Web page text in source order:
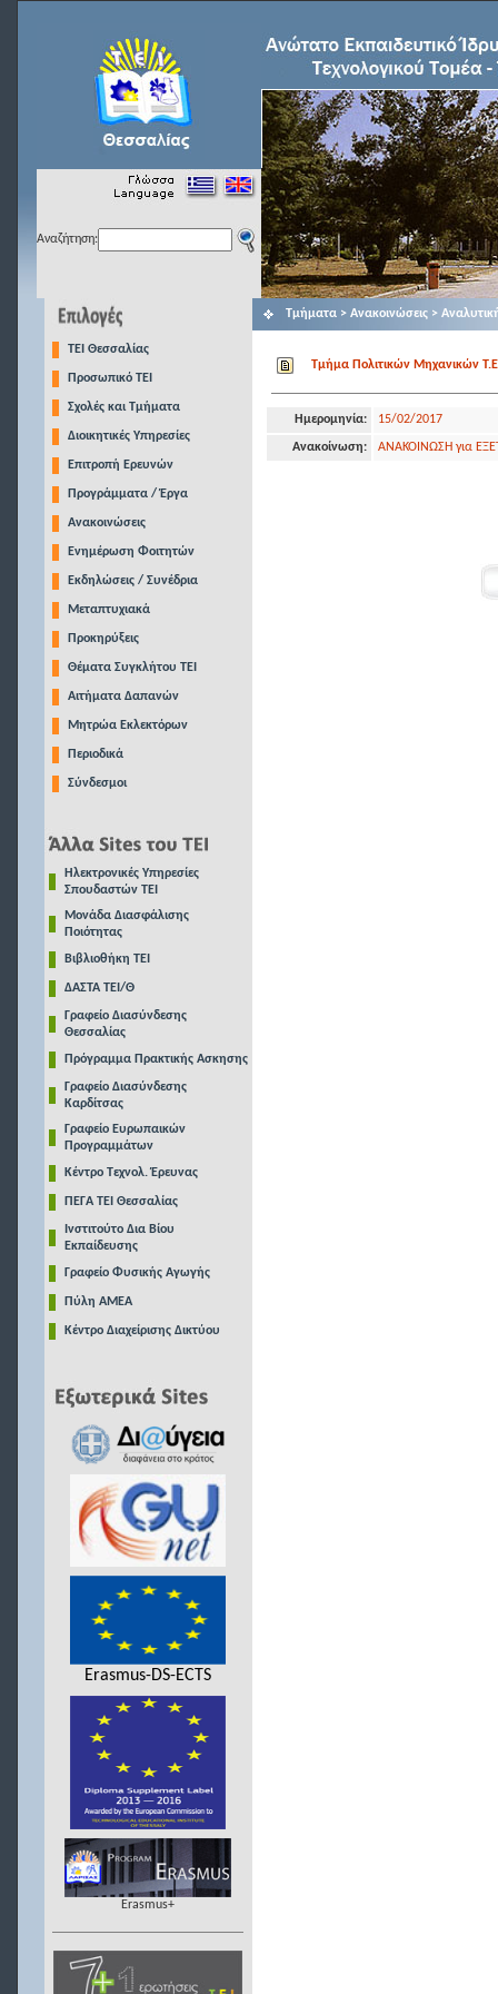
Αναζήτηση:
TEI Θεσσαλίας
Προσωπικό ΤΕΙ
Σχολές και Τμήματα
Διοικητικές Υπηρεσίες
Επιτροπή Ερευνών
Προγράμματα / Έργα
Ανακοινώσεις
Ενημέρωση Φοιτητών
Εκδηλώσεις / Συνέδρια
Μεταπτυχιακά
Προκηρύξεις
Θέματα Συγκλήτου ΤΕΙ
Αιτήματα Δαπανών
Μητρώα Εκλεκτόρων
Περιοδικά
Σύνδεσμοι
Ηλεκτρονικές Υπηρεσίες
Σπουδαστών ΤΕΙ
Μονάδα Διασφάλισης
Ποιότητας
Βιβλιοθήκη ΤΕΙ
ΔΑΣΤΑ ΤΕΙ/Θ
Γραφείο Διασύνδεσης
Θεσσαλίας
Πρόγραμμα Πρακτικής Ασκησης
Γραφείο Διασύνδεσης
Καρδίτσας
Γραφείο Ευρωπαικών
Προγραμμάτων
Κέντρο Τεχνολ. Έρευνας
ΠΕΓΑ ΤΕΙ Θεσσαλίας
Ινστιτούτο Δια Βίου
Εκπαίδευσης
Γραφείο Φυσικής Αγωγής
Πύλη ΑΜΕΑ
Κέντρο Διαχείρισης Δικτύου
Erasmus-DS-ECTS
Erasmus+
Τμήματα > Ανακοινώσεις >
Τμήμα Πολιτικών Μηχανικών
Ημερομηνία: 15/02/2017
Ανακοίνωση: ΑΝΑΚΟΙΝΩΣΗ για